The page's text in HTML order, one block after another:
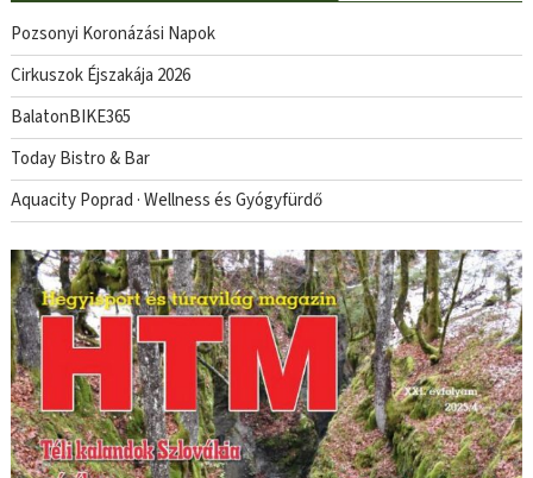
Pozsonyi Koronázási Napok
Cirkuszok Éjszakája 2026
BalatonBIKE365
Today Bistro & Bar
Aquacity Poprad · Wellness és Gyógyfürdő